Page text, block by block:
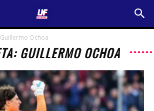
Guillermo Ochoa
GUILLERMO OCHOA